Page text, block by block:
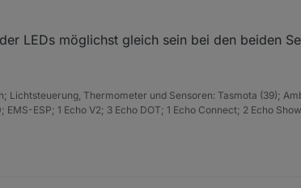
kann ich Segment 5 und Segment 6 zB beim
es von unten nach oben laufen und bei Segment 6
LEDs möglichst gleich sein bei den beiden
Lichtsteuerung, Thermometer und Sensoren: Tasmota (39);
ESP; 1 Echo V2; 3 Echo DOT; 1 Echo Connect; 2 Echo